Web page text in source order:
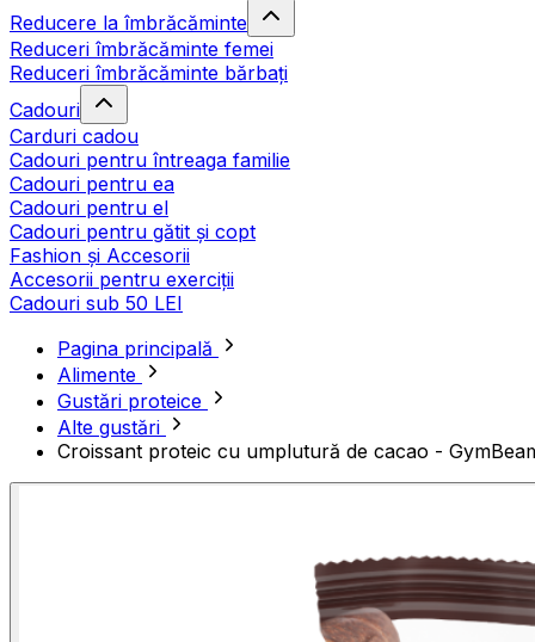
Reducere la îmbrăcăminte
Reduceri îmbrăcăminte femei
Reduceri îmbrăcăminte bărbați
Cadouri
Carduri cadou
Cadouri pentru întreaga familie
Cadouri pentru ea
Cadouri pentru el
Cadouri pentru gătit și copt
Fashion și Accesorii
Accesorii pentru exerciții
Cadouri sub 50 LEI
Pagina principală
Alimente
Gustări proteice
Alte gustări
Croissant proteic cu umplutură de cacao -